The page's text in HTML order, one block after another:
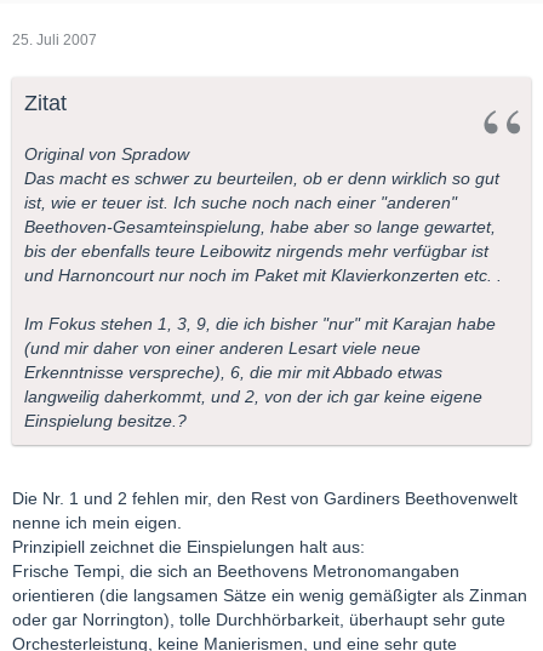
25. Juli 2007
Zitat
Original von Spradow
Das macht es schwer zu beurteilen, ob er denn wirklich so gut
ist, wie er teuer ist. Ich suche noch nach einer "anderen"
Beethoven-Gesamteinspielung, habe aber so lange gewartet,
bis der ebenfalls teure Leibowitz nirgends mehr verfügbar ist
und Harnoncourt nur noch im Paket mit Klavierkonzerten etc. .
Im Fokus stehen 1, 3, 9, die ich bisher "nur" mit Karajan habe
(und mir daher von einer anderen Lesart viele neue
Erkenntnisse verspreche), 6, die mir mit Abbado etwas
langweilig daherkommt, und 2, von der ich gar keine eigene
Einspielung besitze.?
Die Nr. 1 und 2 fehlen mir, den Rest von Gardiners Beethovenwelt
nenne ich mein eigen.
Prinzipiell zeichnet die Einspielungen halt aus:
Frische Tempi, die sich an Beethovens Metronomangaben
orientieren (die langsamen Sätze ein wenig gemäßigter als Zinman
oder gar Norrington), tolle Durchhörbarkeit, überhaupt sehr gute
Orchesterleistung, keine Manierismen, und eine sehr gute